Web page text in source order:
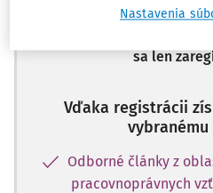
Odomknite si prístup k
sa len
Vďaka registrácii
vybranému
Odborné články z
pracovnoprávnych
Nastavenia